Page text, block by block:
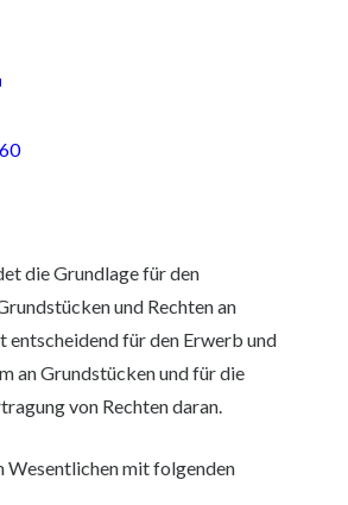
Grundbuchamt
die Grundlage für den
und Rechten an
entscheidend für den Erwerb und
an Grundstücken und für die
von Rechten daran.
Wesentlichen mit folgenden